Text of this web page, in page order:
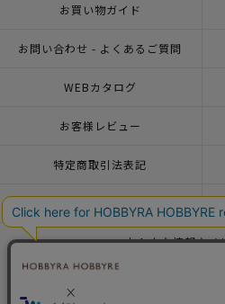
お買い物ガイド
お問い合わせ - よくあるご質問
WEBカタログ
お客様レビュー
特定商取引法表記
おトクな情報♪メ